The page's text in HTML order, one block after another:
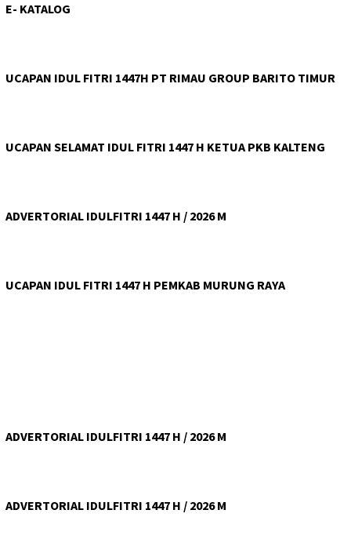
E- KATALOG
UCAPAN IDUL FITRI 1447H PT RIMAU GROUP BARITO TIMUR
UCAPAN SELAMAT IDUL FITRI 1447 H KETUA PKB KALTENG
ADVERTORIAL IDULFITRI 1447 H / 2026 M
UCAPAN IDUL FITRI 1447 H PEMKAB MURUNG RAYA
ADVERTORIAL IDULFITRI 1447 H / 2026 M
ADVERTORIAL IDULFITRI 1447 H / 2026 M